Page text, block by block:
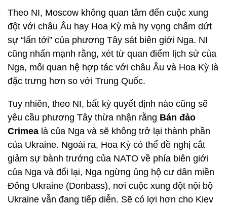
Theo NI, Moscow không quan tâm đến cuộc xung
đột với châu Âu hay Hoa Kỳ mà hy vọng chấm dứt
sự “lấn tới” của phương Tây sát biên giới Nga. NI
cũng nhấn mạnh rằng, xét từ quan điểm lịch sử của
Nga, mối quan hệ hợp tác với châu Âu và Hoa Kỳ là
đặc trưng hơn so với Trung Quốc.
Tuy nhiên, theo NI, bất kỳ quyết định nào cũng sẽ
yêu cầu phương Tây thừa nhận rằng Bán đảo
Crimea là của Nga và sẽ không trở lại thành phần
của Ukraine. Ngoài ra, Hoa Kỳ có thể đề nghị cắt
giảm sự bành trướng của NATO về phía biên giới
của Nga và đổi lại, Nga ngừng ủng hộ cư dân miền
Đông Ukraine (Donbass), nơi cuộc xung đột nội bộ
Ukraine vẫn đang tiếp diễn. Sẽ có lợi hơn cho Kiev